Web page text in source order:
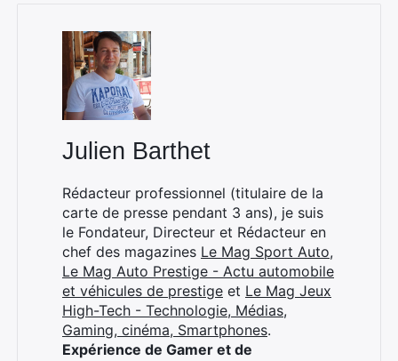
Julien Barthet
Rédacteur professionnel (titulaire de la
carte de presse pendant 3 ans), je suis
le Fondateur, Directeur et Rédacteur en
chef des magazines Le Mag Sport Auto,
Le Mag Auto Prestige - Actu automobile
et véhicules de prestige et Le Mag Jeux
High-Tech - Technologie, Médias,
Gaming, cinéma, Smartphones.
Expérience de Gamer et de
Rechercher